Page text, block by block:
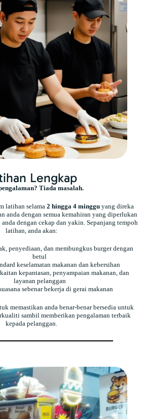
Lengkap
Tiada masalah.
latihan selama 2 hingga 4 minggu yang direka
anda dengan semua kemahiran yang diperlukan
dengan cekap dan yakin. Sepanjang tempoh
latihan, anda akan:
penyediaan, dan membungkus burger dengan
betul
keselamatan makanan dan kebersihan
kepantasan, penyampaian makanan, dan
layanan pelanggan
sebenar bekerja di gerai makanan
memastikan anda benar-benar bersedia untuk
sambil memberikan pengalaman terbaik
kepada pelanggan.